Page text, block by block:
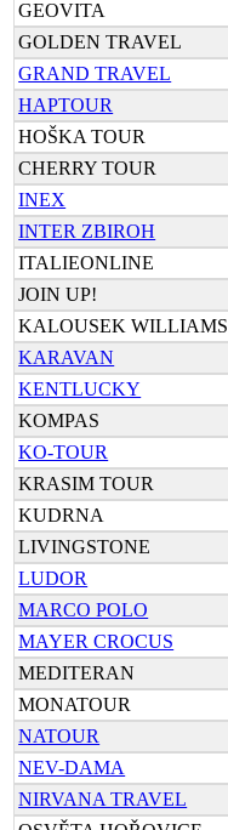
GEOVITA
GOLDEN TRAVEL
GRAND TRAVEL
HAPTOUR
HOŠKA TOUR
CHERRY TOUR
INEX
INTER ZBIROH
ITALIEONLINE
JOIN UP!
KALOUSEK WILLIAMS
KARAVAN
KENTLUCKY
KOMPAS
KO-TOUR
KRASIM TOUR
KUDRNA
LIVINGSTONE
LUDOR
MARCO POLO
MAYER CROCUS
MEDITERAN
MONATOUR
NATOUR
NEV-DAMA
NIRVANA TRAVEL